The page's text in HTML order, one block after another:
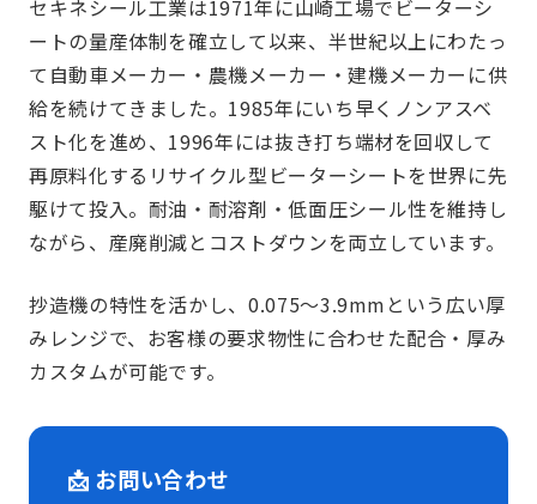
セキネシール工業は1971年に山崎工場でビーターシ
ートの量産体制を確立して以来、半世紀以上にわたっ
て自動車メーカー・農機メーカー・建機メーカーに供
給を続けてきました。1985年にいち早くノンアスベ
スト化を進め、1996年には抜き打ち端材を回収して
再原料化するリサイクル型ビーターシートを世界に先
駆けて投入。耐油・耐溶剤・低面圧シール性を維持し
ながら、産廃削減とコストダウンを両立しています。
抄造機の特性を活かし、0.075～3.9mmという広い厚
みレンジで、お客様の要求物性に合わせた配合・厚み
カスタムが可能です。
📩 お問い合わせ